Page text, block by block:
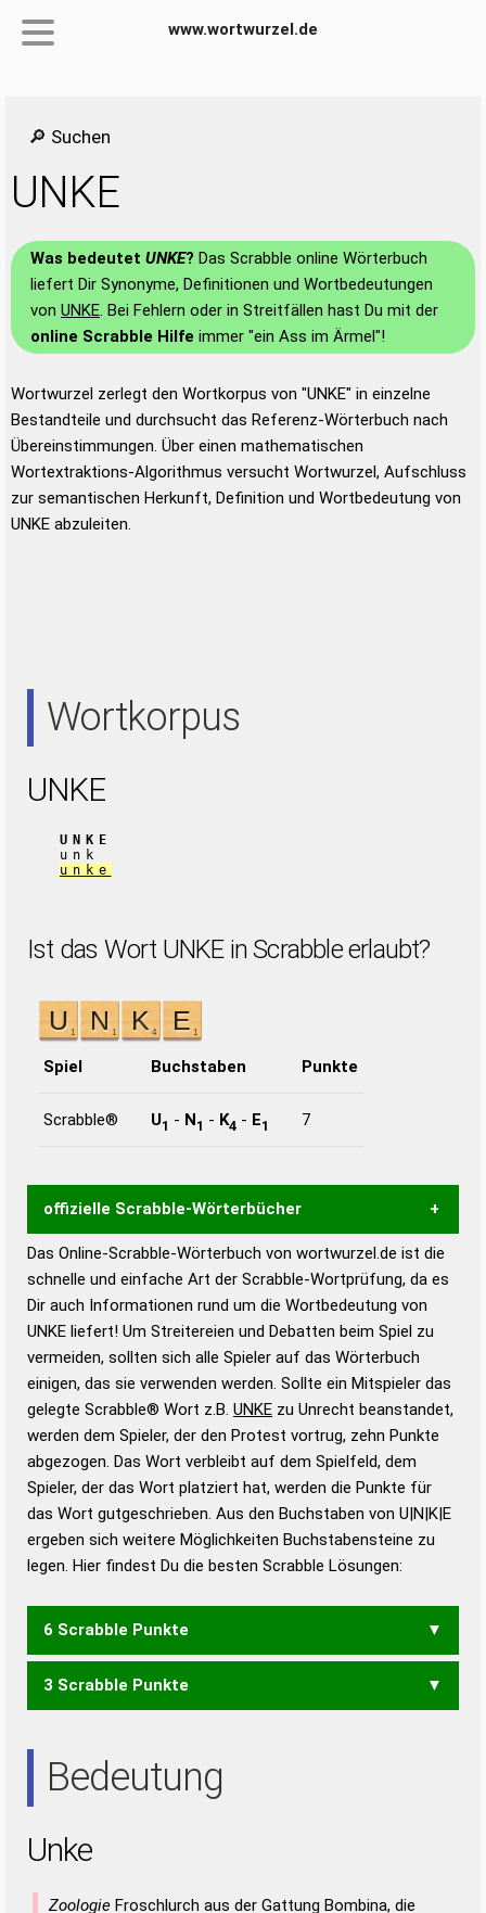
www.wortwurzel.de
🔎 Suchen
UNKE
Was bedeutet UNKE? Das Scrabble online Wörterbuch
liefert Dir Synonyme, Definitionen und Wortbedeutungen
von UNKE. Bei Fehlern oder in Streitfällen hast Du mit der
online Scrabble Hilfe immer "ein Ass im Ärmel"!
Wortwurzel zerlegt den Wortkorpus von "UNKE" in einzelne
Bestandteile und durchsucht das Referenz-Wörterbuch nach
Übereinstimmungen. Über einen mathematischen
Wortextraktions-Algorithmus versucht Wortwurzel, Aufschluss
zur semantischen Herkunft, Definition und Wortbedeutung von
UNKE abzuleiten.
Wortkorpus
UNKE
UNKE
unk
unke
Ist das Wort UNKE in Scrabble erlaubt?
Spiel Buchstaben Punkte
Scrabble® U1 - N1 - K4 - E1 7
offizielle Scrabble-Wörterbücher
Wortwurzel liefert mit Hilfe eines semantischen
Wortanalyse-Algorithmus gute Anhaltspunkte zu
Wortbedeutung, Worttrennung und Wortform, um die
Gültigkeit eines Wortes für das Scrabble-Spiel zu
bestimmen!
zugelassene Turnier Scrabble-
Wörterbücher sind:
Duden – Standardwerk in 12 Bänden
Duden – Richtiges und gutes
Deutsch
Duden – Die deutsche Grammatik
Duden – Deutsches
Universalwörterbuch
Das Online-Scrabble-Wörterbuch von wortwurzel.de ist die
schnelle und einfache Art der Scrabble-Wortprüfung, da es
Dir auch Informationen rund um die Wortbedeutung von
UNKE liefert! Um Streitereien und Debatten beim Spiel zu
vermeiden, sollten sich alle Spieler auf das Wörterbuch
einigen, das sie verwenden werden. Sollte ein Mitspieler das
gelegte Scrabble® Wort z.B. UNKE zu Unrecht beanstandet,
werden dem Spieler, der den Protest vortrug, zehn Punkte
abgezogen. Das Wort verbleibt auf dem Spielfeld, dem
Spieler, der das Wort platziert hat, werden die Punkte für
das Wort gutgeschrieben. Aus den Buchstaben von U|N|K|E
ergeben sich weitere Möglichkeiten Buchstabensteine zu
legen. Hier findest Du die besten Scrabble Lösungen:
6 Scrabble Punkte
KEN
3 Scrabble Punkte
Bedeutung
Unke
Zoologie Froschlurch aus der Gattung Bombina, die